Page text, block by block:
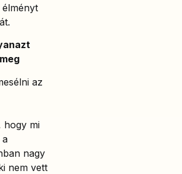
élményt
az
hogy mi
a
nagy
nem vett